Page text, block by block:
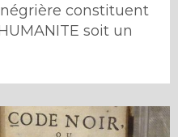
constituent
soit un